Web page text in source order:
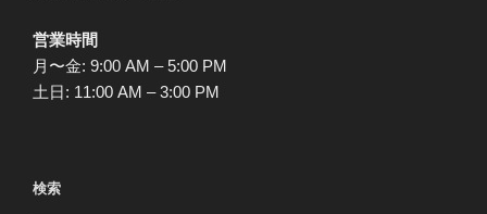
営業時間
月〜金: 9:00 AM – 5:00 PM
土日: 11:00 AM – 3:00 PM
検索